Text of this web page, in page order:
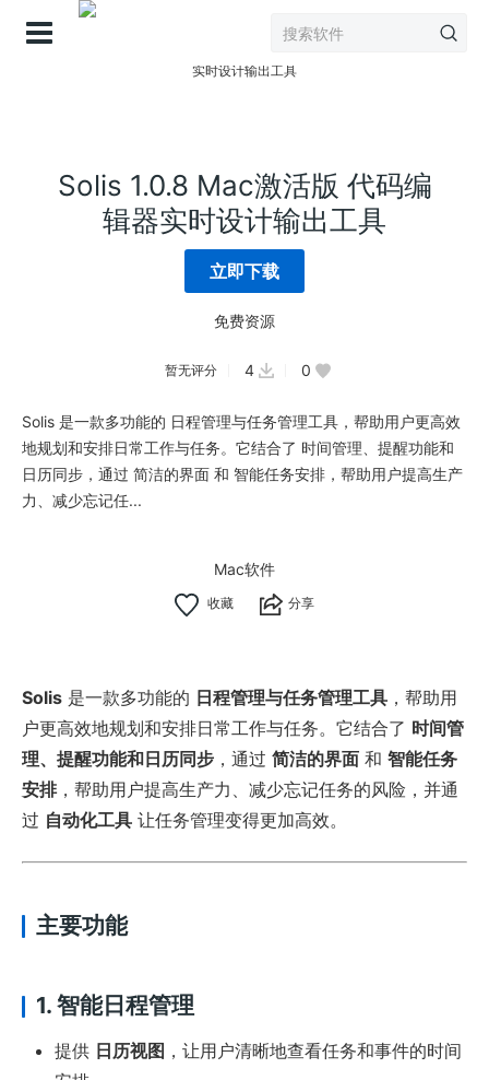
Solis 1.0.8 Mac激活版 代码编
辑器实时设计输出工具
立即下载
免费资源
暂无评分 4 0
Solis 是一款多功能的 日程管理与任务管理工具，帮助用户更高效
地规划和安排日常工作与任务。它结合了 时间管理、提醒功能和
日历同步，通过 简洁的界面 和 智能任务安排，帮助用户提高生产
力、减少忘记任...
Mac软件
分享
Solis 是一款多功能的 日程管理与任务管理工具 ，帮助用
户更高效地规划和安排日常工作与任务。它结合了 时间管
理、提醒功能和日历同步 ，通过 简洁的界面 和 智能任务
安排，帮助用户提高生产力、减少忘记任务的风险，并通
过 自动化工具 让任务管理变得更加高效。
主要功能
1. 智能日程管理
提供 日历视图 ，让用户清晰地查看任务和事件的时间